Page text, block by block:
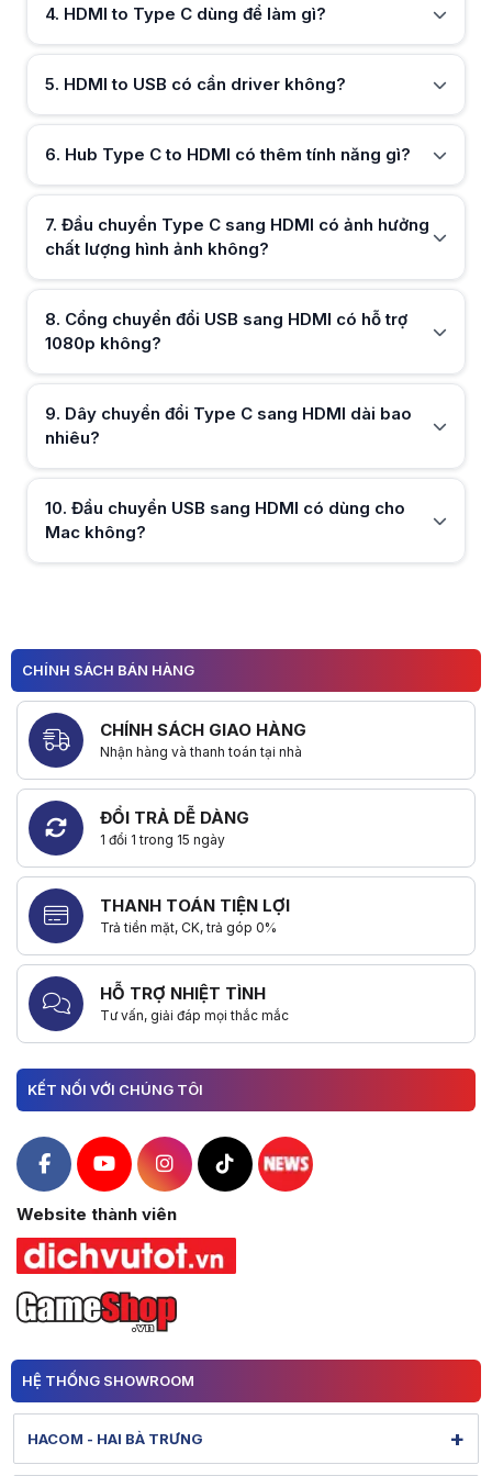
Thường từ 15cm đến 2m, tùy sản phẩm.
Đầu chuyển USB sang HDMI có dùng cho Mac không?
Có, tương thích cả Windows và Mac.
4. HDMI to Type C dùng để làm gì?
5. HDMI to USB có cần driver không?
Hữu ích (0 )
6. Hub Type C to HDMI có thêm tính năng gì?
Hữu ích (0)
7. Đầu chuyển Type C sang HDMI có ảnh hưởng
chất lượng hình ảnh không?
Hữu ích (0)
8. Cổng chuyển đổi USB sang HDMI có hỗ trợ
1080p không?
Hữu ích (0)
9. Dây chuyển đổi Type C sang HDMI dài bao
nhiêu?
Hữu ích (0)
10. Đầu chuyển USB sang HDMI có dùng cho
Mac không?
2
4
CHÍNH SÁCH BÁN HÀNG
CHÍNH SÁCH GIAO HÀNG
Nhận hàng và thanh toán tại nhà
ĐỔI TRẢ DỄ DÀNG
1 đổi 1 trong 15 ngày
THANH TOÁN TIỆN LỢI
Trả tiền mặt, CK, trả góp 0%
HỖ TRỢ NHIỆT TÌNH
Tư vấn, giải đáp mọi thắc mắc
KẾT NỐI VỚI CHÚNG TÔI
Hacom Facebook
Hacom YouTube
Hacom Instagram
Hacom TikTok
Website thành viên
HỆ THỐNG SHOWROOM
HACOM - HAI BÀ TRƯNG +